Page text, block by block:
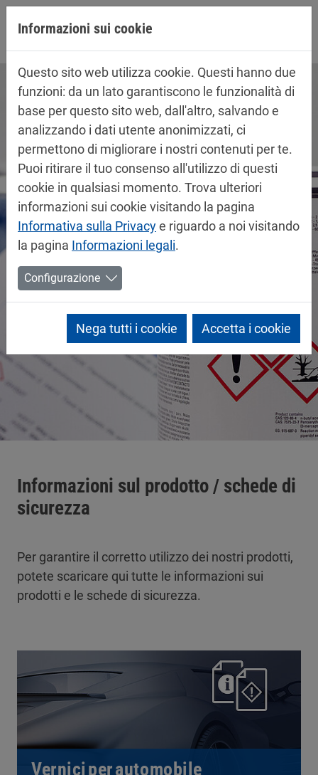
Jump directly to main navigation
Jump directly to content
Informazioni sul prodotto / schede di
sicurezza
Per garantire il corretto utilizzo dei nostri prodotti,
potete scaricare qui tutte le informazioni sui
prodotti e le schede di sicurezza.
Vernici per automobile
Informazioni sui cookie
Questo sito web utilizza cookie. Questi hanno due
funzioni: da un lato garantiscono le funzionalità di
base per questo sito web, dall'altro, salvando e
analizzando i dati utente anonimizzati, ci
permettono di migliorare i nostri contenuti per te.
Puoi ritirare il tuo consenso all'utilizzo di questi
cookie in qualsiasi momento. Trova ulteriori
informazioni sui cookie visitando la pagina
Informativa sulla Privacye riguardo a noi visitando
la pagina Informazioni legali.
Configurazione
Nega tutti i cookie Accetta i cookie